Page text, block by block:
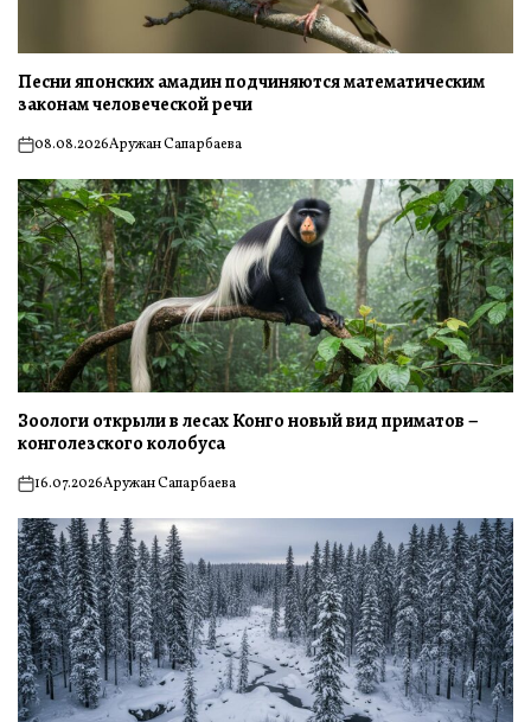
Песни японских амадин подчиняются математическим
законам человеческой речи
on08.08.2026Аружан Сапарбаева
Зоологи открыли в лесах Конго новый вид приматов –
конголезского колобуса
on16.07.2026Аружан Сапарбаева